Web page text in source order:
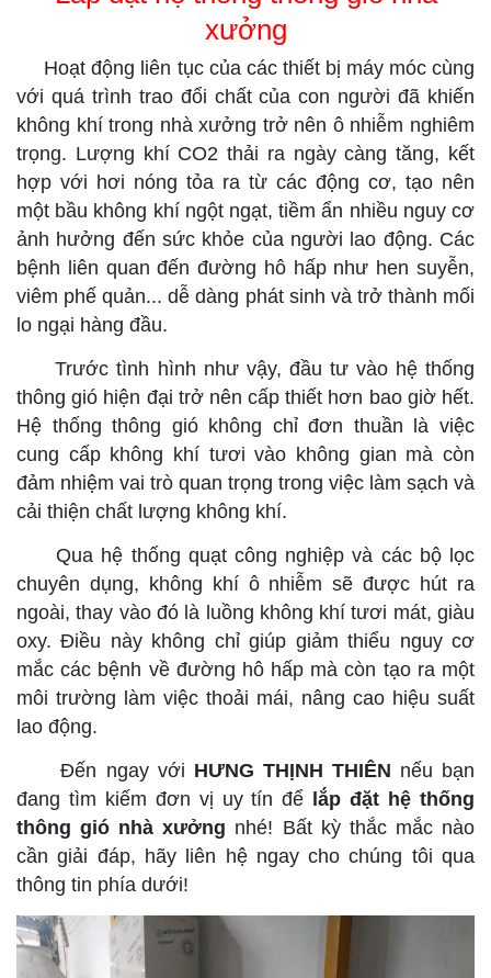
xưởng
Hoạt động liên tục của các thiết bị máy móc cùng
với quá trình trao đổi chất của con người đã khiến
không khí trong nhà xưởng trở nên ô nhiễm nghiêm
trọng. Lượng khí CO2 thải ra ngày càng tăng, kết
hợp với hơi nóng tỏa ra từ các động cơ, tạo nên
một bầu không khí ngột ngạt, tiềm ẩn nhiều nguy cơ
ảnh hưởng đến sức khỏe của người lao động. Các
bệnh liên quan đến đường hô hấp như hen suyễn,
viêm phế quản... dễ dàng phát sinh và trở thành mối
lo ngại hàng đầu.
Trước tình hình như vậy, đầu tư vào hệ thống
thông gió hiện đại trở nên cấp thiết hơn bao giờ hết.
Hệ thống thông gió không chỉ đơn thuần là việc
cung cấp không khí tươi vào không gian mà còn
đảm nhiệm vai trò quan trọng trong việc làm sạch và
cải thiện chất lượng không khí.
Qua hệ thống quạt công nghiệp và các bộ lọc
chuyên dụng, không khí ô nhiễm sẽ được hút ra
ngoài, thay vào đó là luồng không khí tươi mát, giàu
oxy. Điều này không chỉ giúp giảm thiểu nguy cơ
mắc các bệnh về đường hô hấp mà còn tạo ra một
môi trường làm việc thoải mái, nâng cao hiệu suất
lao động.
Đến ngay với HƯNG THỊNH THIÊN nếu bạn
đang tìm kiếm đơn vị uy tín để lắp đặt hệ thống
thông gió nhà xưởng nhé! Bất kỳ thắc mắc nào
cần giải đáp, hãy liên hệ ngay cho chúng tôi qua
thông tin phía dưới!